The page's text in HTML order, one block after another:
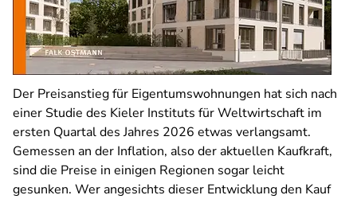
Der Preisanstieg für Eigentumswohnungen hat sich nach
einer Studie des Kieler Instituts für Weltwirtschaft im
ersten Quartal des Jahres 2026 etwas verlangsamt.
Gemessen an der Inflation, also der aktuellen Kaufkraft,
sind die Preise in einigen Regionen sogar leicht
gesunken. Wer angesichts dieser Entwicklung den Kauf